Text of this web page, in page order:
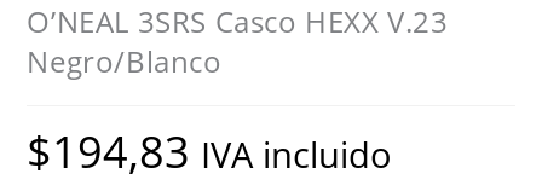
O’NEAL 3SRS Casco HEXX V.23
Negro/Blanco
$194,83 IVA incluido